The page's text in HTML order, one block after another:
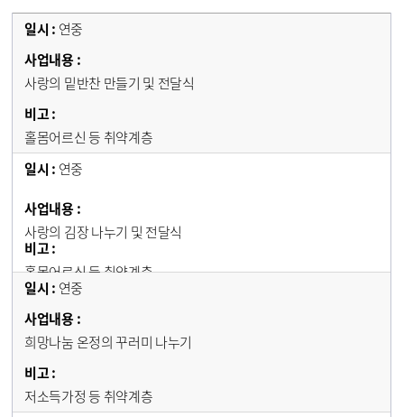
연중
사랑의 밑반찬 만들기 및 전달식
홀몸어르신 등 취약계층
연중
사랑의 김장 나누기 및 전달식
홀몸어르신 등 취약계층
연중
희망나눔 온정의 꾸러미 나누기
저소득가정 등 취약계층